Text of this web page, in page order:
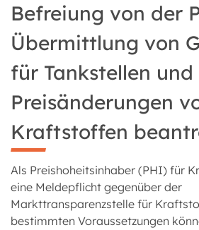
Befreiung von der
Übermittlung von
für Tankstellen und
Preisänderungen
Kraftstoffen
Als Preishoheitsinhaber (PHI) für
eine Meldepflicht gegenüber der
Markttransparenzstelle für
bestimmten Voraussetzungen